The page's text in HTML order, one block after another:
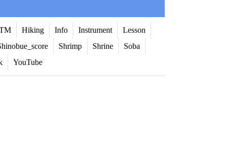
Hiking Info Instrument
Lesson
Shrimp Shrine
Soba
YouTube